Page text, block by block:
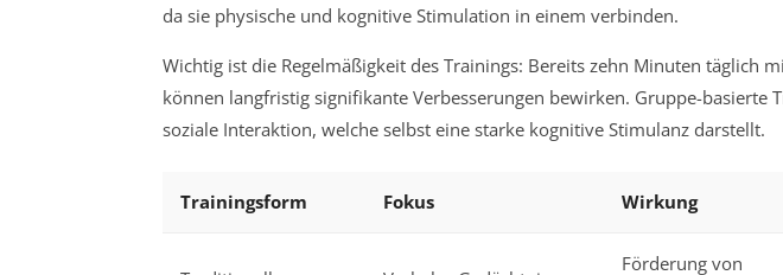
da sie physische und kognitive Stimulation in einem verbinden.
Wichtig ist die Regelmäßigkeit des Trainings: Bereits zehn Minuten täglich
können langfristig signifikante Verbesserungen bewirken. Gruppe-basierte
soziale Interaktion, welche selbst eine starke kognitive Stimulanz darstellt.
Trainingsform Fokus Wirkung
Förderung von